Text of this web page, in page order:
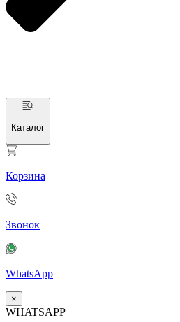
Каталог
Корзина
Звонок
WhatsApp
×
WHATSAPP